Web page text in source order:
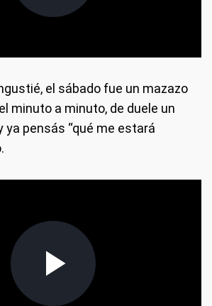
el sábado fue un mazazo
minuto a minuto, de duele un
ya pensás “qué me estará